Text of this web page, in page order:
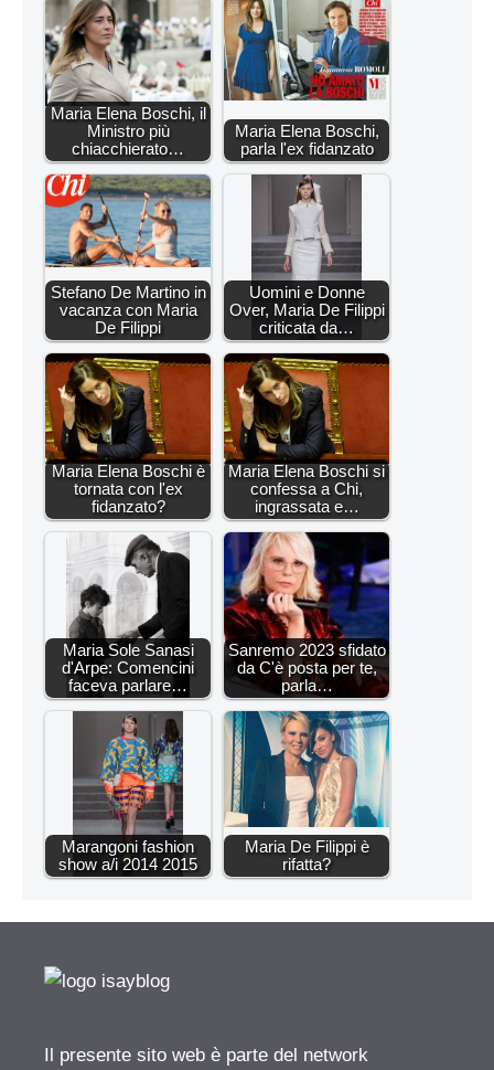
Maria Elena Boschi, il
Ministro più
chiacchierato…
Maria Elena Boschi,
parla l'ex fidanzato
Stefano De Martino in
vacanza con Maria
De Filippi
Uomini e Donne
Over, Maria De Filippi
criticata da…
Maria Elena Boschi è
tornata con l'ex
fidanzato?
Maria Elena Boschi si
confessa a Chi,
ingrassata e…
Maria Sole Sanasi
d'Arpe: Comencini
faceva parlare…
Sanremo 2023 sfidato
da C'è posta per te,
parla…
Marangoni fashion
show a/i 2014 2015
Maria De Filippi è
rifatta?
Il presente sito web è parte del network